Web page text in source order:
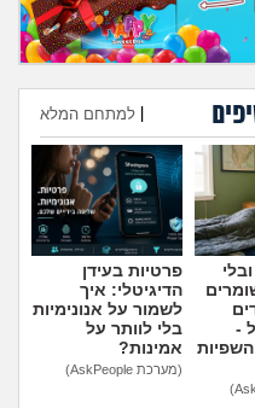
גאווה
למתחם המלא
הוספת טיפ
-
פרטיות בעידן
הדיגיטלי: איך
לשמור על אנונימיות
בלי לוותר על
אמינות?
(מערכת AskPeople)